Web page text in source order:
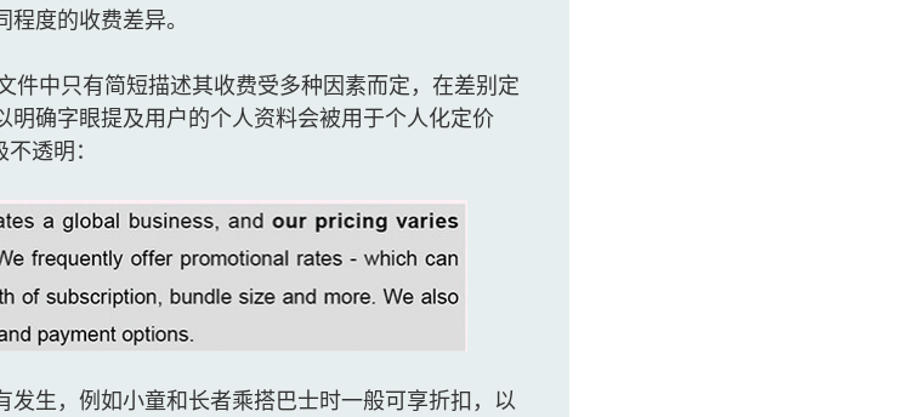
度的收费差异。
件中只有简短描述其收费受多种因素而定，在差别定
明确字眼提及用户的个人资料会被用于个人化定价
透明：
发生，例如小童和长者乘搭巴士时一般可享折扣，以